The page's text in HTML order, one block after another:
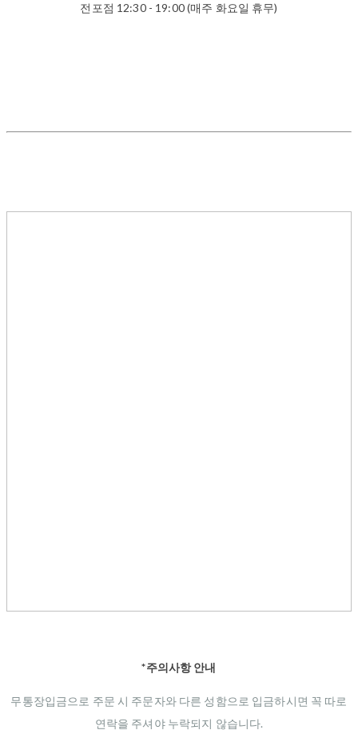
전포점 12:30 - 19:00 (매주 화요일 휴무)
*주의사항 안내
무통장입금으로 주문 시 주문자와 다른 성함으로 입금하시면 꼭 따로
연락을 주셔야 누락되지 않습니다.